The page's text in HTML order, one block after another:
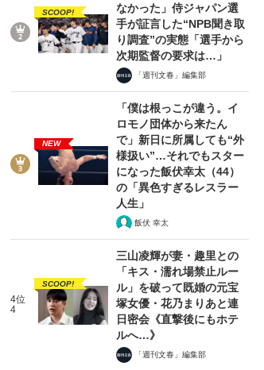
SCOOP!
なかった」侍ジャパン選
手が証言した“NPB聞き取
り調査”の実態「選手から
次期監督の要求は…」
「週刊文春」編集部
NEW
「僕は根っこが違う。イ
ロモノ団体から来たん
で」新日に所属しても“外
様扱い”…それでもスター
になった飯伏幸太（44）
の「異色すぎるレスラー
人生」
飯伏 幸太
4位
4
SCOOP!
三山凌輝が妻・趣里との
「キス・濡れ場禁止ルー
ル」を破って既婚の元宝
塚女優・花乃まりあと連
日密会《直撃後にもホテ
ルへ…》
「週刊文春」編集部